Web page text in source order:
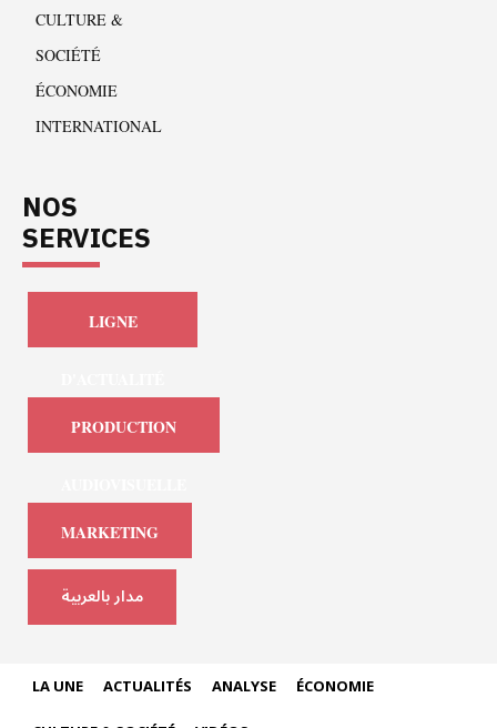
CULTURE &
SOCIÉTÉ
ÉCONOMIE
INTERNATIONAL
NOS
SERVICES
LIGNE
PRODUCTION
MARKETING
مدار بالعربية
LA UNE ACTUALITÉS ANALYSE ÉCONOMIE